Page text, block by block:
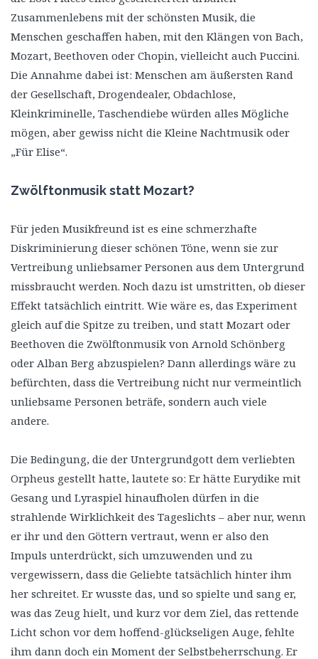
Zusammenlebens mit der schönsten Musik, die
Menschen geschaffen haben, mit den Klängen von Bach,
Mozart, Beethoven oder Chopin, vielleicht auch Puccini.
Die Annahme dabei ist: Menschen am äußersten Rand
der Gesellschaft, Drogendealer, Obdachlose,
Kleinkriminelle, Taschendiebe würden alles Mögliche
mögen, aber gewiss nicht die Kleine Nachtmusik oder
„Für Elise“.
Zwölftonmusik statt Mozart?
Für jeden Musikfreund ist es eine schmerzhafte
Diskriminierung dieser schönen Töne, wenn sie zur
Vertreibung unliebsamer Personen aus dem Untergrund
missbraucht werden. Noch dazu ist umstritten, ob dieser
Effekt tatsächlich eintritt. Wie wäre es, das Experiment
gleich auf die Spitze zu treiben, und statt Mozart oder
Beethoven die Zwölftonmusik von Arnold Schönberg
oder Alban Berg abzuspielen? Dann allerdings wäre zu
befürchten, dass die Vertreibung nicht nur vermeintlich
unliebsame Personen beträfe, sondern auch viele
andere.
Die Bedingung, die der Untergrundgott dem verliebten
Orpheus gestellt hatte, lautete so: Er hätte Eurydike mit
Gesang und Lyraspiel hinaufholen dürfen in die
strahlende Wirklichkeit des Tageslichts – aber nur, wenn
er ihr und den Göttern vertraut, wenn er also den
Impuls unterdrückt, sich umzuwenden und zu
vergewissern, dass die Geliebte tatsächlich hinter ihm
her schreitet. Er wusste das, und so spielte und sang er,
was das Zeug hielt, und kurz vor dem Ziel, das rettende
Licht schon vor dem hoffend-glückseligen Auge, fehlte
ihm dann doch ein Moment der Selbstbeherrschung. Er